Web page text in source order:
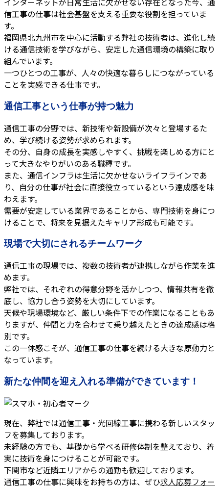
信工事の仕事は社会基盤を支える重要な役割を担っていま
す。
福岡県北九州市を中心に活動する弊社の技術者は、進化し続
ける通信技術を学びながら、安定した通信環境の構築に取り
組んでいます。
一つひとつの工事が、人々の快適な暮らしにつながっている
ことを実感できる仕事です。
通信工事という仕事が持つ魅力
通信工事の分野では、新技術や新設備が次々と登場するた
め、学び続ける姿勢が求められます。
その分、自身の成長を実感しやすく、挑戦を楽しめる方にと
って大きなやりがいのある職種です。
また、通信インフラは生活に欠かせないライフラインであ
り、自分の仕事が社会に直接役立っているという達成感を味
わえます。
需要が安定している業界であることから、専門技術を身につ
けることで、将来を見据えたキャリア形成も可能です。
現場で大切にされるチームワーク
通信工事の現場では、複数の技術者が連携しながら作業を進
めます。
弊社では、それぞれの得意分野を活かしつつ、情報共有を徹
底し、協力し合う姿勢を大切にしています。
天候や現場環境など、厳しい条件下での作業になることもあ
りますが、仲間と力を合わせて乗り越えたときの達成感は格
別です。
この一体感こそが、通信工事の仕事を続ける大きな原動力と
なっています。
新たな仲間を迎え入れる準備ができています！
現在、弊社では通信工事・光回線工事に携わる新しいスタッ
フを募集しております。
未経験の方でも、基礎から学べる研修体制を整えており、着
実に技術を身につけることが可能です。
下関市など近隣エリアからの通勤も歓迎しております。
通信工事の仕事に興味をお持ちの方は、ぜひ求人応募フォー